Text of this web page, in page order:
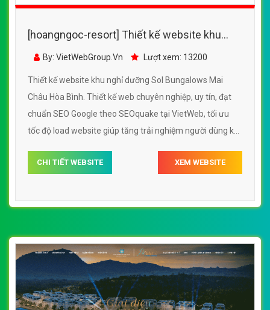
[hoangngoc-resort] Thiết kế website khu
nghỉ dưỡng Sol Bungalows Mai Châu Hòa
By: VietWebGroup.Vn Lượt xem: 13200
Thiết kế website khu nghỉ dưỡng Sol Bungalows Mai
Châu Hòa Bình. Thiết kế web chuyên nghiệp, uy tín, đạt
chuẩn SEO Google theo SEOquake tại VietWeb, tối ưu
tốc độ load website giúp tăng trải nghiệm người dùng khi
CHI TIẾT WEBSITE XEM WEBSITE